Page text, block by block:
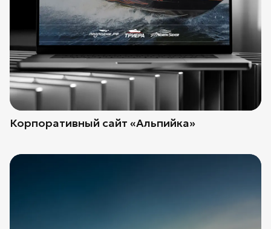
Корпоративный сайт «Альпийка»